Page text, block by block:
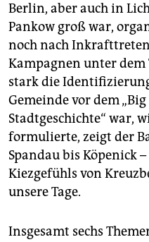
Berlin, aber auch in
Pankow groß war,
noch nach
Kampagnen unter dem
stark die
Gemeinde vor dem
Stadtgeschichte“ war,
formulierte, zeigt der
Spandau bis Köpenick
Kiezgefühls von
unsere Tage.
Insgesamt sechs